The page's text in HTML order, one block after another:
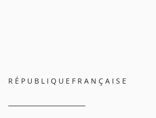
R É P U B L I Q U E F R A N Ç A I S E